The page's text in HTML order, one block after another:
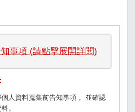
事項 (請點擊展開詳閱)
人資料蒐集前告知事項， 並確認
。